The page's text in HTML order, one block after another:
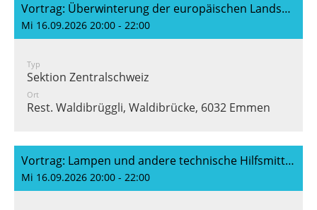
Vortrag: Überwinterung der europäischen Landschildkröten (P. Lengwiler)
Mi 16.09.2026 20:00 - 22:00
Typ
Sektion Zentralschweiz
Ort
Rest. Waldibrüggli, Waldibrücke, 6032 Emmen
Vortrag: Lampen und andere technische Hilfsmittel ... (Martin Berger)
Mi 16.09.2026 20:00 - 22:00